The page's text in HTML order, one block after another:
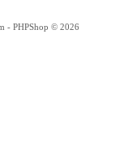
- PHPShop © 2026